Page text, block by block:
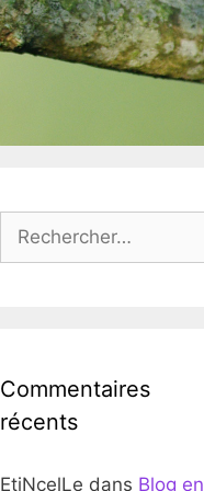
Commentaires
récents
EtiNcelLe dans Blog en